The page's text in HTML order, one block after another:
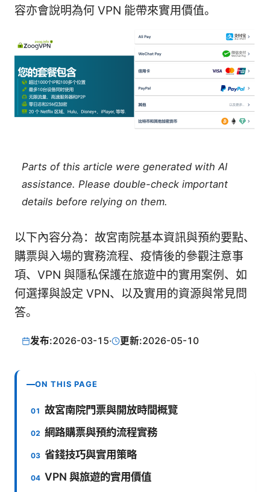
容亦會說明為何 VPN 能帶來實用價值。
Parts of this article were generated with AI
assistance. Please double-check important
details before relying on them.
以下內容分為：故宮南院基本資訊與預約要點、
購票與入場的實務流程、疫情後的參觀注意事
項、VPN 與隱私保護在旅遊中的實用案例、如
何選擇與設定 VPN、以及實用的資源與常見問
答。
发布:2026-03-15· 更新:2026-05-10
ON THIS PAGE
故宮南院門票與開放時間概覽
網路購票與預約流程實務
省錢技巧與實用策略
VPN 與旅遊的實用價值